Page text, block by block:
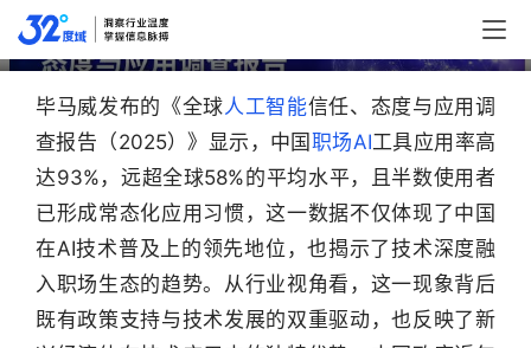
中国职场AI应用率93%领跑全球
毕马威发布的《全球人工智能信任、态度与应用调
查报告（2025）》显示，中国 职场AI工具应用率高
达93%，远超全球58%的平均水平，且半数使用者
已形成常态化应用习惯，这一数据不仅体现了中国
在AI技术普及上的领先地位，也揭示了技术深度融
入职场生态的趋势。从行业视角看，这一现象背后
既有政策支持与技术发展的双重驱动，也反映了新